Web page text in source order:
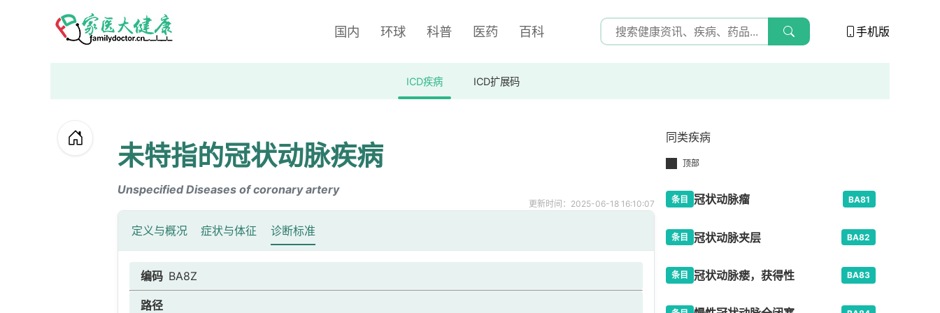
国内 环球 科普 医药 百科 手机版
ICD疾病 ICD扩展码
未特指的冠状动脉疾病
Unspecified Diseases of coronary artery
更新时间：2025-06-18 16:10:07
定义与概况 症状与体征 诊断标准
编码 BA8Z
路径
同类疾病
顶部
条目 冠状动脉瘤 BA81
条目 冠状动脉夹层 BA82
条目 冠状动脉瘘，获得性 BA83